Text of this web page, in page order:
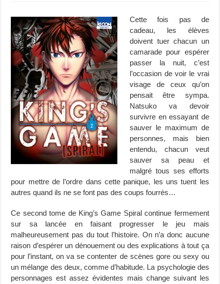
Cette fois pas de
cadeau, les élèves
doivent tuer chacun un
camarade pour espérer
passer la nuit, c’est
l’occasion de voir le vrai
visage de ceux qu’on
pensait être sympa.
Natsuko va devoir
survivre en essayant de
sauver le maximum de
personnes, mais bien
entendu, chacun veut
sauver sa peau et
malgré tous ses efforts
pour mettre de l’ordre dans cette panique, les uns tuent les
autres quand ils ne se font pas des coups fourrés…
Ce second tome de King’s Game Spiral continue fermement
sur sa lancée en faisant progresser le jeu mais
malheureusement pas du tout l’histoire. On n’a donc aucune
raison d’espérer un dénouement ou des explications à tout ça
pour l’instant, on va se contenter de scènes gore ou sexy ou
un mélange des deux, comme d’habitude. La psychologie des
personnages est assez évidentes mais change suivant les